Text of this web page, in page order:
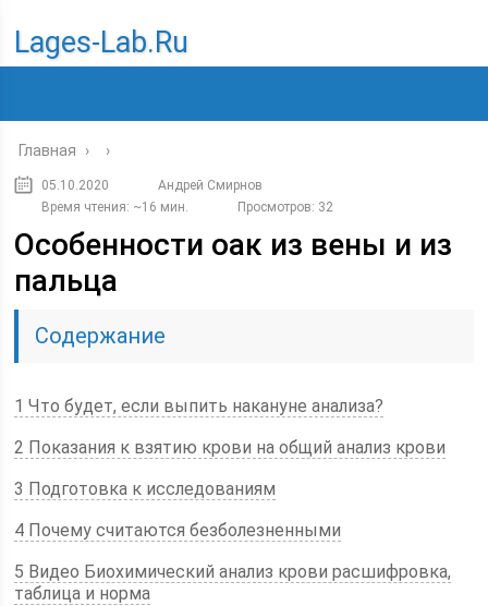
Lages-Lab.ru
Главная › ›
05.10.2020
Андрей Смирнов
Время чтения: ~16 мин.
Просмотров: 32
Особенности оак из вены и из
пальца
Содержание
1 Что будет, если выпить накануне анализа?
2 Показания к взятию крови на общий анализ крови
3 Подготовка к исследованиям
4 Почему считаются безболезненными
5 Видео Биохимический анализ крови расшифровка,
таблица и норма